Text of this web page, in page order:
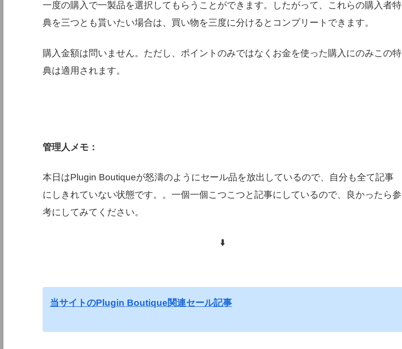
一度の購入で一製品を選択してもらうことができます。したがって、これらの購入者特
典を三つとも貰いたい場合は、買い物を三度に分けるとコンプリートできます。
購入金額は問いません。ただし、ポイントのみではなくお金を使った購入にのみこの特
典は適用されます。
管理人メモ：
本日はPlugin Boutiqueが怒濤のようにセール品を放出しているので、自分も全て記事
にしきれていない状態です。。一個一個こつこつと記事にしているので、良かったら参
考にしてみてください。
⬇️
当サイトのPlugin Boutique関連セール記事